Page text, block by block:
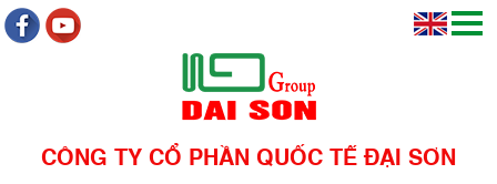
CÔNG TY CỔ PHẦN QUỐC TẾ ĐẠI SƠN